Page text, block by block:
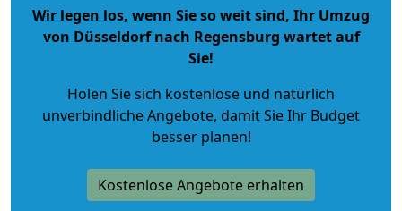
Wir legen los, wenn Sie so weit sind, Ihr Umzug
von Düsseldorf nach Regensburg wartet auf
Sie!
Holen Sie sich kostenlose und natürlich
unverbindliche Angebote, damit Sie Ihr Budget
besser planen!
Kostenlose Angebote erhalten